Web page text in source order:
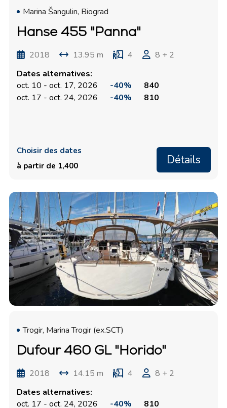
Marina Šangulin, Biograd
Hanse 455 "Panna"
2018 13.95 m 4
8 + 2
Dates alternatives:
oct. 10 - oct. 17, 2026
-40%
840
oct. 17 - oct. 24, 2026
-40% 810
Choisir des dates
à partir de 1,400
Détails
Trogir, Marina Trogir (ex.SCT)
Dufour 460 GL "Horido"
2018 14.15 m 4
8 + 2
Dates alternatives:
oct. 17 - oct. 24, 2026
-40%
810